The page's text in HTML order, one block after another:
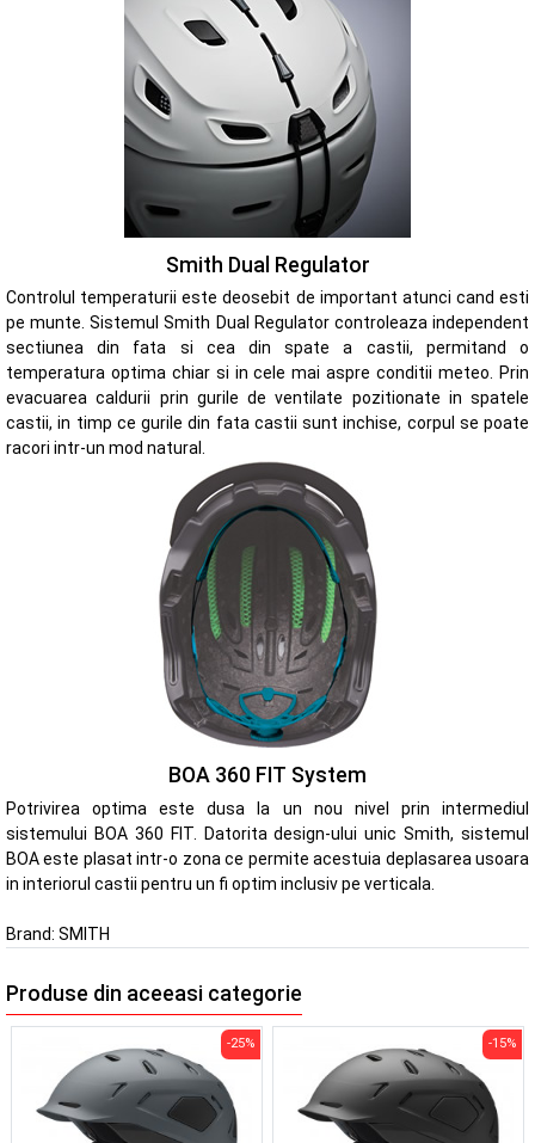
Smith Dual Regulator
Controlul temperaturii este deosebit de important atunci cand esti
pe munte. Sistemul Smith Dual Regulator controleaza independent
sectiunea din fata si cea din spate a castii, permitand o
temperatura optima chiar si in cele mai aspre conditii meteo. Prin
evacuarea caldurii prin gurile de ventilate pozitionate in spatele
castii, in timp ce gurile din fata castii sunt inchise, corpul se poate
racori intr-un mod natural.
BOA 360 FIT System
Potrivirea optima este dusa la un nou nivel prin intermediul
sistemului BOA 360 FIT. Datorita design-ului unic Smith, sistemul
BOA este plasat intr-o zona ce permite acestuia deplasarea usoara
in interiorul castii pentru un fi optim inclusiv pe verticala.
Brand: SMITH
Produse din aceeasi categorie
-25% -15%